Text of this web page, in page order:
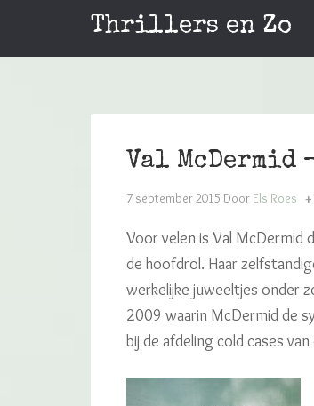
Thrillers en Zo
Val
7 september 2015 Door Els Roes
Voor velen is Val McDermid
de hoofdrol. Haar
werkelijke juweeltjes onder
2009 waarin McDermid de
bij de afdeling cold cases